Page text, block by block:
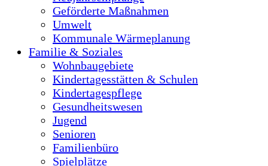
Geförderte Maßnahmen
Umwelt
Kommunale Wärmeplanung
Familie & Soziales
Wohnbaugebiete
Kindertagesstätten & Schulen
Kindertagespflege
Gesundheitswesen
Jugend
Senioren
Familienbüro
Spielplätze